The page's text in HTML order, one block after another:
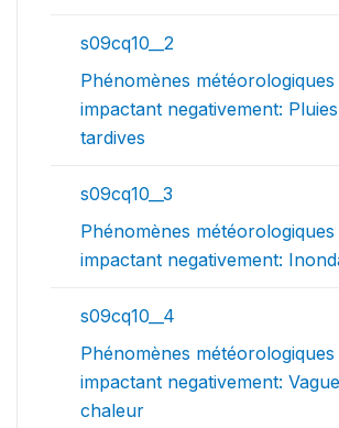
s09cq10__2
Phénomènes météorologiques
impactant negativement: Pluies
tardives
s09cq10__3
Phénomènes météorologiques
impactant negativement:
s09cq10__4
Phénomènes météorologiques
impactant negativement:
chaleur